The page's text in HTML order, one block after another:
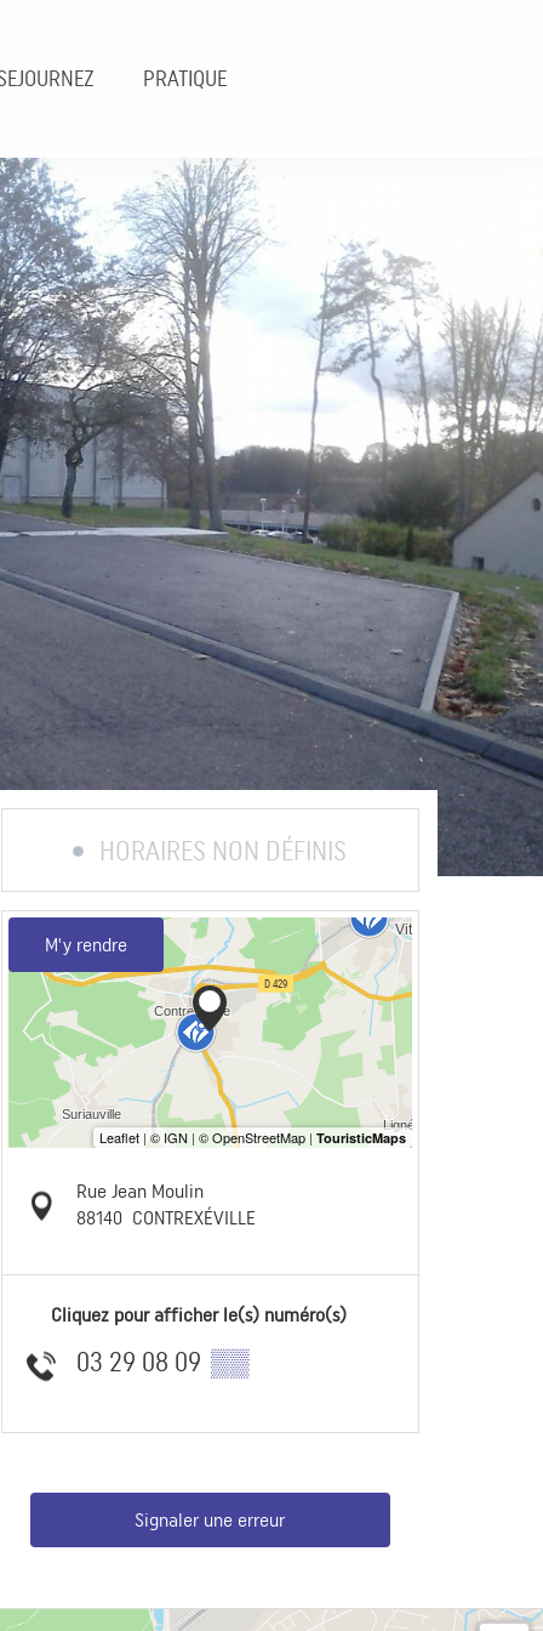
PRATIQUE
HORAIRES NON DÉFINIS
M'y rendre
Rue Jean Moulin
88140 CONTREXÉVILLE
Cliquez pour afficher le(s) numéro(s)
03 29 08 09 ▒▒
Signaler une erreur